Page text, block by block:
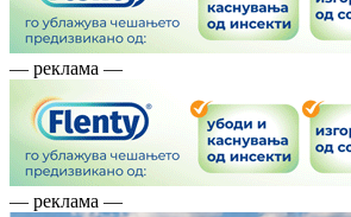
— реклама —
— реклама —